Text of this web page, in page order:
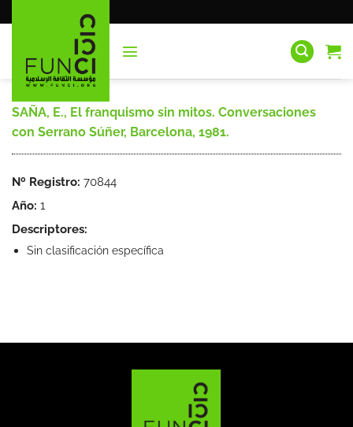
al
SAÑA, E., El franquismo sin mitos. Conversaciones
con Serrano Súñer, Barcelona, 1981.
Nº Registro: 70844
Año: 1
Descriptores:
Sin clasificación específica